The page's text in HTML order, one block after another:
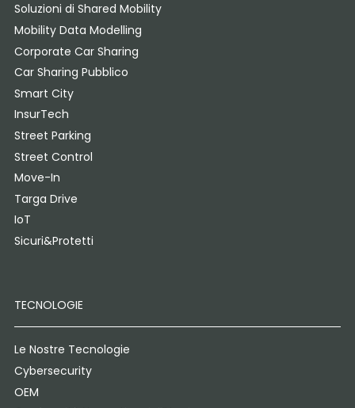
Soluzioni di Shared Mobility
Mobility Data Modelling
Corporate Car Sharing
Car Sharing Pubblico
Smart City
InsurTech
Street Parking
Street Control
Move-In
Targa Drive
IoT
Sicuri&Protetti
TECNOLOGIE
Le Nostre Tecnologie
Cybersecurity
OEM